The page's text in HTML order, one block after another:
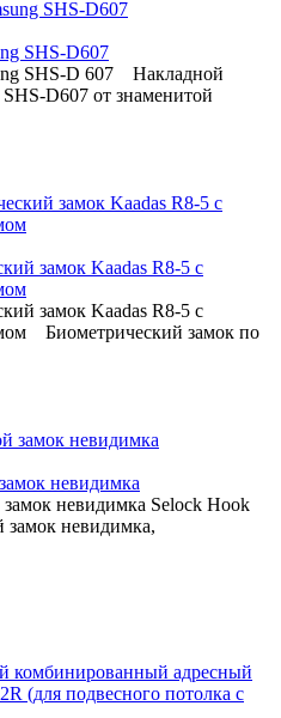
SHS-D607
SHS-D 607 Накладной
D607 от знаменитой
замок Kaadas R8-5 с
замок Kaadas R8-5 с
Биометрический замок по
невидимка
невидимка Selock Hook
невидимка,